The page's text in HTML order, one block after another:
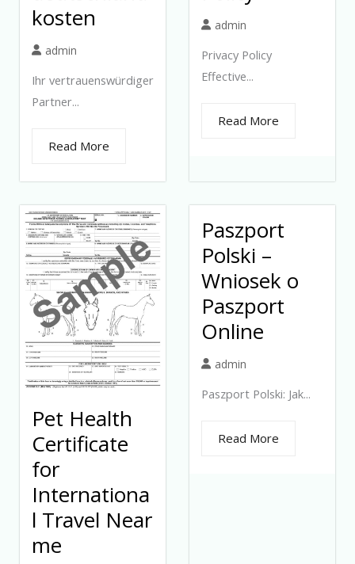
kosten
admin
Ihr vertrauenswürdiger
Partner...
Read More
admin
Privacy Policy
Effective...
Read More
Pet Health
Certificate
for
Internationa
l Travel Near
me
Paszport
Polski –
Wniosek o
Paszport
Online
admin
Paszport Polski: Jak...
Read More